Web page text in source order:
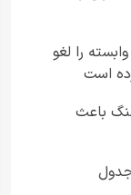
را لغو
است
باعث